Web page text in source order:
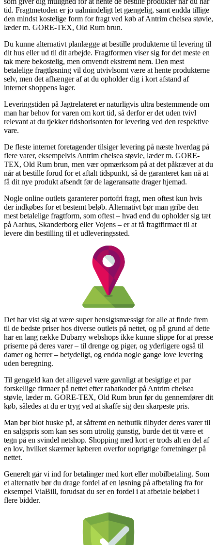
tid. Fragtmetoden er jo ualmindeligt let gængelig, samt endda tillige
den mindst kostelige form for fragt ved køb af Antrim chelsea støvle,
læder m. GORE-TEX, Old Rum brun.
Du kunne alternativt planlægge at bestille produkterne til levering til
dit hus eller ud til dit arbejde. Fragtformen viser sig for det meste en
tak mere bekostelig, men omvendt ekstremt nem. Den mest
betalelige fragtløsning vil dog utvivlsomt være at hente produkterne
selv, men det afhænger af at du opholder dig i kort afstand af
internet shoppens lager.
Leveringstiden på Jagtrelateret er naturligvis ultra bestemmende om
man har behov for varen om kort tid, så derfor er det uden tvivl
relevant at du tjekker tidshorisonten for levering ved den respektive
vare.
De fleste internet foretagender tilsiger levering på næste hverdag på
flere varer, eksempelvis Antrim chelsea støvle, læder m. GORE-
TEX, Old Rum brun, men vær opmærksom på at det påkræver at du
når at bestille forud for et aftalt tidspunkt, så de garanteret kan nå at
få dit nye produkt afsendt før de lageransatte drager hjemad.
Nogle online outlets garanterer portofri fragt, men oftest kun hvis
der indkøbes for et bestemt beløb. Alternativt bør man gribe den
mest betalelige fragtform, som oftest – hvad end du opholder sig tæt
på Aarhus, Skanderborg eller Vojens – er at få fragtfirmaet til at
levere din bestilling til et udleveringssted.
Det har vist sig at være super hensigtsmæssigt for alle at finde frem
til de bedste priser hos diverse outlets på nettet, og på grund af dette
har en lang række Dubarry webshops ikke kunne slippe for at presse
priserne på deres varer – til drenge og piger, og yderligere også til
damer og herrer – betydeligt, og endda nogle gange love levering
uden beregning.
Til gengæld kan det alligevel være gavnligt at besigtige et par
forskellige firmaer på nettet efter rabatkoder på Antrim chelsea
støvle, læder m. GORE-TEX, Old Rum brun før du gennemfører dit
køb, således at du er tryg ved at skaffe sig den skarpeste pris.
Man bør blot huske på, at såfremt en netbutik tilbyder deres varer til
en salgspris som kan ses som utrolig gunstig, burde det tit være et
tegn på en svindel netshop. Shopping med kort er trods alt en del af
en lov, hvilket skærmer køberen overfor uoprigtige forretninger på
nettet.
Generelt går vi ind for betalinger med kort eller mobilbetaling. Som
et alternativ bør du drage fordel af en løsning på afbetaling fra for
eksempel ViaBill, forudsat du ser en fordel i at afbetale beløbet i
flere bidder.